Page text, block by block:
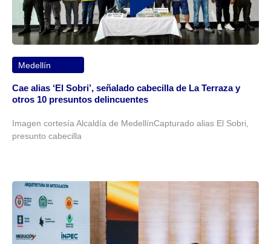
Medellín
Cae alias ‘El Sobri’, señalado cabecilla de La Terraza y
otros 10 presuntos delincuentes
Imagen cortesía Alcaldía de MedellínCapturado alias El Sobri,
presunto cabecilla